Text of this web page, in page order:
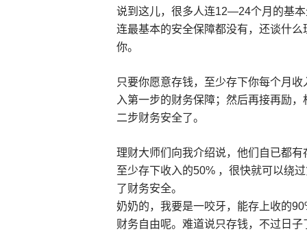
说到这儿，很多人连12—24个月的基
连最基本的安全保障都没有，还谈什
你。
只要你愿意存钱，至少存下你每个月
入第一步的财务保障；然后再接再励
二步财务安全了。
理财大师们向我介绍说，他们自已都
至少存下收入的50% ，很快就可以绕
了财务安全。
奶奶的，我要是一咬牙，能存上收的
财务自由呢。难道说只存钱，不过日子